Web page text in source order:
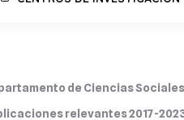
de Ciencias Sociales
relevantes 2017-